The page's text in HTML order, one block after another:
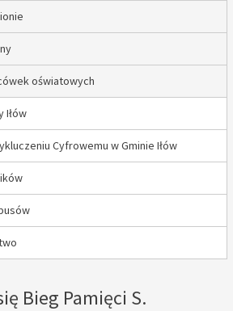
oświatowych
Iłów
Cyfrowemu w Gminie Iłów
Bieg Pamięci S.